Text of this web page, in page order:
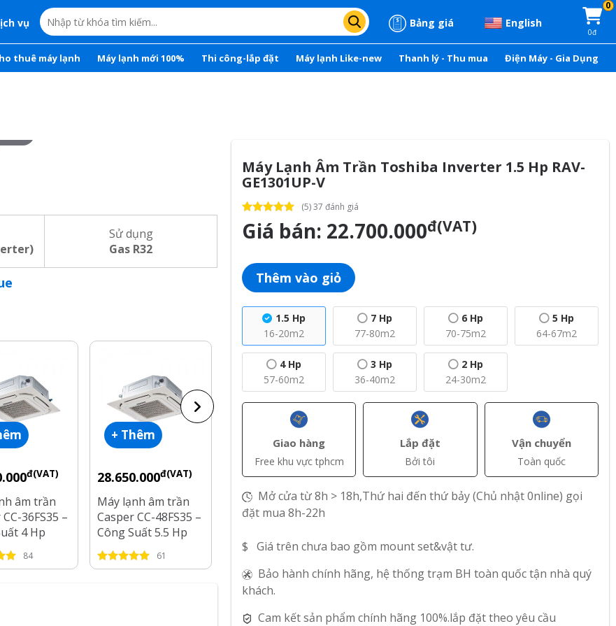
vụ Bảng giá English
0
0đ
thuê máy lạnh Máy lạnh mới 100% Thi công-lắp đặt Máy lạnh Like-new Thanh lý - Thu mua Điện Máy - Gia Dụng
Sử dụng
Gas R32
đ(VAT)
âm trần
36FS35 –
4 Hp
84
+ Thêm
28.650.000đ(VAT)
Máy lạnh âm trần
Casper CC-48FS35 –
Công Suất 5.5 Hp
61
16.400.000đ(VAT)
Máy lạnh âm trần
Inverter Casper CC-
2 Hp
+ Thêm
18.850.000đ(VAT)
Máy lạnh âm trần
2.5 Hp
+ Thêm
28.300.000đ(VAT)
Máy lạnh âm trần
Máy Lạnh Âm Trần Toshiba Inverter 1.5 Hp RAV-
GE1301UP-V
(5) 37 đánh giá
Giá bán: 22.700.000đ(VAT)
Thêm vào giỏ
1.5 Hp
16-20m2
7 Hp
77-80m2
6 Hp
70-75m2
5 Hp
64-67m2
4 Hp
57-60m2
3 Hp
36-40m2
2 Hp
24-30m2
Giao hàng
Free khu vực tphcm
Lắp đặt
Bởi tôi
Vận chuyển
Toàn quốc
Mở cửa từ 8h > 18h,Thứ hai đến thứ bảy (Chủ nhật 0nline) gọi
đặt mua 8h-22h
$ Giá trên chưa bao gồm mount set&vật tư.
Bảo hành chính hãng, hệ thống trạm BH toàn quốc tận nhà quý
khách.
Cam kết sản phẩm chính hãng 100%.lắp đặt theo yêu cầu